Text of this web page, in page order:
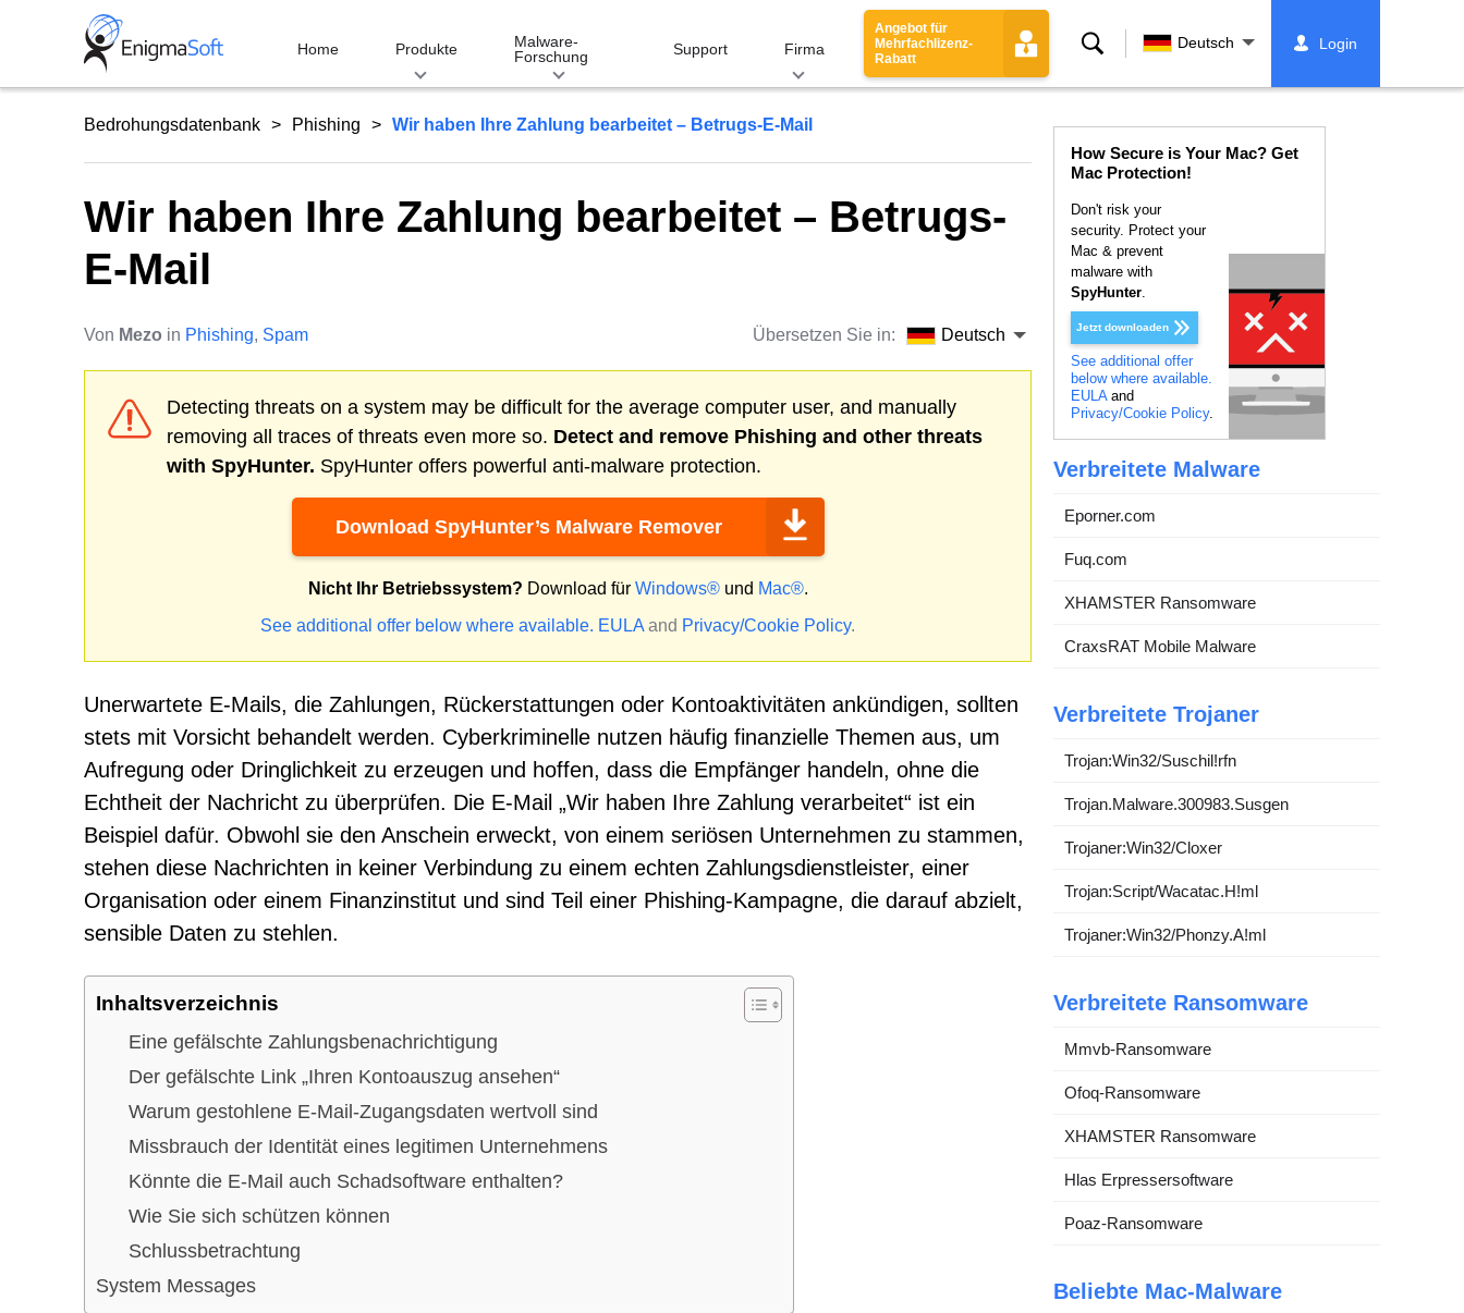
Home Produkte
Malware-
Forschung
Support Firma
Angebot für
Mehrfachlizenz-
Rabatt
Suche Deutsch Login
Bedrohungsdatenbank Phishing Wir haben Ihre Zahlung bearbeitet – Betrugs-E-Mail
Wir haben Ihre Zahlung bearbeitet – Betrugs-
E-Mail
Von Mezo in Phishing, Spam Übersetzen Sie in: Deutsch
Detecting threats on a system may be difficult for the average computer user, and manually
removing all traces of threats even more so. Detect and remove Phishing and other threats
with SpyHunter. SpyHunter offers powerful anti-malware protection.
Download SpyHunter’s Malware Remover
Nicht Ihr Betriebssystem? Download für Windows®und Mac®.
See additional offer below where available. EULA and Privacy/Cookie Policy.
Unerwartete E-Mails, die Zahlungen, Rückerstattungen oder Kontoaktivitäten ankündigen, sollten
stets mit Vorsicht behandelt werden. Cyberkriminelle nutzen häufig finanzielle Themen aus, um
Aufregung oder Dringlichkeit zu erzeugen und hoffen, dass die Empfänger handeln, ohne die
Echtheit der Nachricht zu überprüfen. Die E-Mail „Wir haben Ihre Zahlung verarbeitet“ ist ein
Beispiel dafür. Obwohl sie den Anschein erweckt, von einem seriösen Unternehmen zu stammen,
stehen diese Nachrichten in keiner Verbindung zu einem echten Zahlungsdienstleister, einer
Organisation oder einem Finanzinstitut und sind Teil einer Phishing-Kampagne, die darauf abzielt,
sensible Daten zu stehlen.
Inhaltsverzeichnis
Eine gefälschte Zahlungsbenachrichtigung
Der gefälschte Link „Ihren Kontoauszug ansehen“
Warum gestohlene E-Mail-Zugangsdaten wertvoll sind
Missbrauch der Identität eines legitimen Unternehmens
Könnte die E-Mail auch Schadsoftware enthalten?
Wie Sie sich schützen können
Schlussbetrachtung
System Messages
How Secure is Your Mac? Get
Mac Protection!
Don't risk your
security. Protect your
Mac & prevent
malware with
SpyHunter.
Jetzt downloaden
See additional offer
below where available.
EULAand
Privacy/Cookie Policy.
Verbreitete Malware
Eporner.com
Fuq.com
XHAMSTER Ransomware
CraxsRAT Mobile Malware
Verbreitete Trojaner
Trojan:Win32/Suschil!rfn
Trojan.Malware.300983.Susgen
Trojaner:Win32/Cloxer
Trojan:Script/Wacatac.H!ml
Trojaner:Win32/Phonzy.A!ml
Verbreitete Ransomware
Mmvb-Ransomware
Ofoq-Ransomware
XHAMSTER Ransomware
Hlas Erpressersoftware
Poaz-Ransomware
Beliebte Mac-Malware